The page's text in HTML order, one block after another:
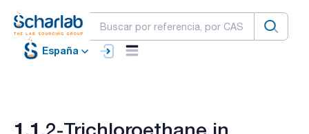
España
1,1,2-Trichloroethane in